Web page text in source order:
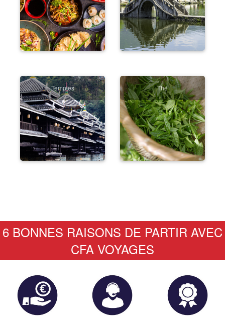
Temples Thé
6 BONNES RAISONS DE PARTIR AVEC
CFA VOYAGES